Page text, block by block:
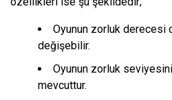
Oyunun zorluk derecesi
değişebilir.
Oyunun zorluk
mevcuttur.